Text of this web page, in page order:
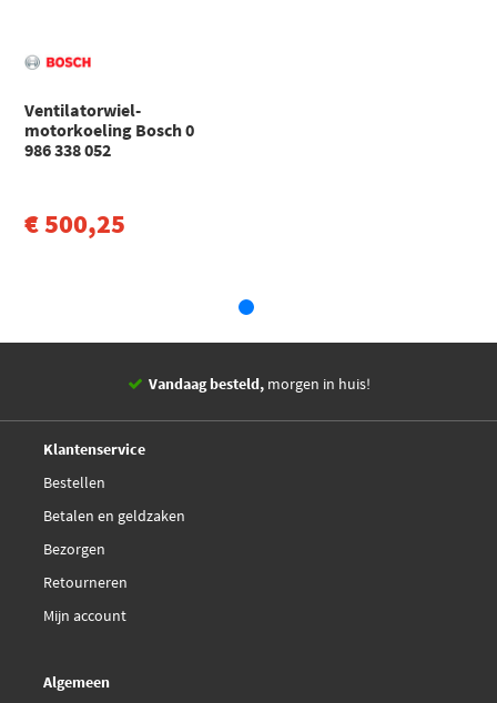
Ventilatorwiel-
motorkoeling Bosch 0
986 338 052
€ 500,25
Vandaag besteld, morgen in huis!
Klantenservice
Bestellen
Betalen en geldzaken
Bezorgen
Retourneren
Mijn account
Algemeen